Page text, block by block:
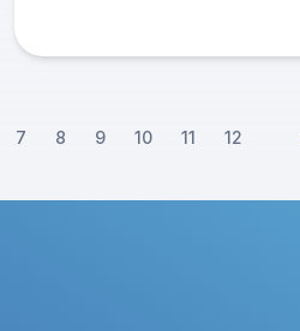
7 8 9 10 11 12